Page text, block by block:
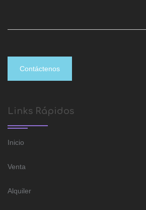
Contáctenos
Links Rápidos
Inicio
Venta
Alquiler